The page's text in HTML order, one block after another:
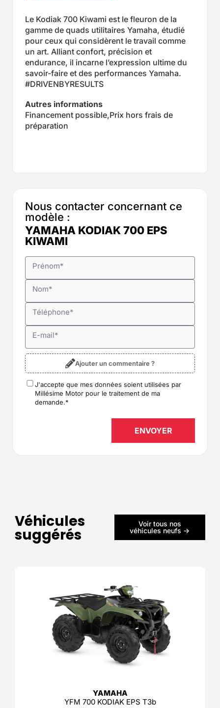
Le Kodiak 700 Kiwami est le fleuron de la
gamme de quads utilitaires Yamaha, étudié
pour ceux qui considèrent le travail comme
un art. Alliant confort, précision et
endurance, il incarne l’expression ultime du
savoir-faire et des performances Yamaha.
#DRIVENBYRESULTS
Autres informations
Financement possible,Prix hors frais de
préparation
Nous contacter concernant ce
modèle :
YAMAHA KODIAK 700 EPS
KIWAMI
Prénom*
Nom*
Téléphone*
E-mail*
Ajouter un commentaire ?
RGPD*
J'accepte que mes données soient utilisées par
Millésime Motor pour le traitement de ma
demande.*
ENVOYER
Véhicules
suggérés
Voir tous nos
véhicules neufs ->
YAMAHA
YFM 700 KODIAK EPS T3b